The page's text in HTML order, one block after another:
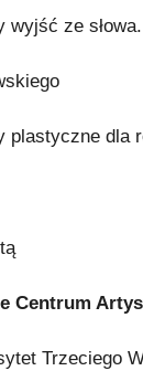
ze
plastyczne dla
Trzeciego